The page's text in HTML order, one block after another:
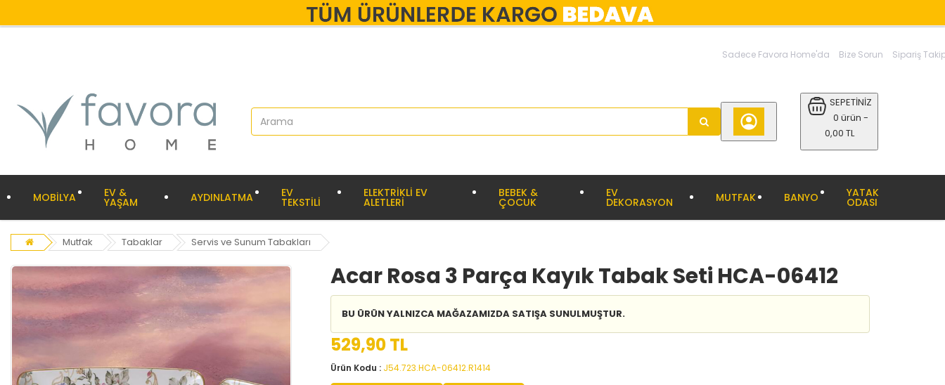
Sadece Favora Home'da Bize Sorun Sipariş
SEPETİNİZ
0 ürün -
0,00 TL
MOBİLYA EV &
YAŞAM AYDINLATMA EV
TEKSTİLİ
ELEKTRİKLİ EV
ALETLERİ
BEBEK &
ÇOCUK
EV
DEKORASYON MUTFAK BANYO YATAK
ODASI
Mutfak Tabaklar Servis ve Sunum Tabakları
Acar Rosa 3 Parça Kayık Tabak Seti HCA-06412
BU ÜRÜN YALNIZCA MAĞAZAMIZDA SATIŞA SUNULMUŞTUR.
529,90 TL
Ürün Kodu : J54.723.HCA-06412.R1414